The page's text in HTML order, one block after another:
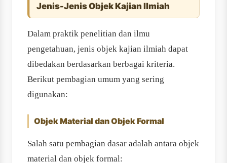
Jenis-Jenis Objek Kajian Ilmiah
Dalam praktik penelitian dan ilmu
pengetahuan, jenis objek kajian ilmiah dapat
dibedakan berdasarkan berbagai kriteria.
Berikut pembagian umum yang sering
digunakan:
Objek Material dan Objek Formal
Salah satu pembagian dasar adalah antara objek
material dan objek formal: